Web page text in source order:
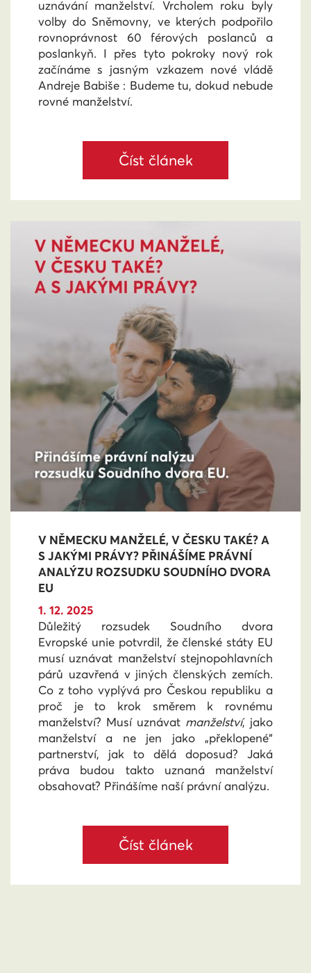
uznávání manželství. Vrcholem roku byly
volby do Sněmovny, ve kterých podpořilo
rovnoprávnost 60 férových poslanců a
poslankyň. I přes tyto pokroky nový rok
začínáme s jasným vzkazem nové vládě
Andreje Babiše : Budeme tu, dokud nebude
rovné manželství.
Číst článek
V NĚMECKU MANŽELÉ, V ČESKU TAKÉ? A
S JAKÝMI PRÁVY? PŘINÁŠÍME PRÁVNÍ
ANALÝZU ROZSUDKU SOUDNÍHO DVORA
EU
1. 12. 2025
Důležitý rozsudek Soudního dvora
Evropské unie potvrdil, že členské státy EU
musí uznávat manželství stejnopohlavních
párů uzavřená v jiných členských zemích.
Co z toho vyplývá pro Českou republiku a
proč je to krok směrem k rovnému
manželství? Musí uznávat manželství, jako
manželství a ne jen jako „překlopené“
partnerství, jak to dělá doposud? Jaká
práva budou takto uznaná manželství
obsahovat? Přinášíme naší právní analýzu.
Číst článek